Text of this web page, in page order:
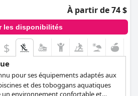
À partir de 74 $
les disponibilités
$
pour ses équipements adaptés aux
et des toboggans aquatiques
un environnement confortable et